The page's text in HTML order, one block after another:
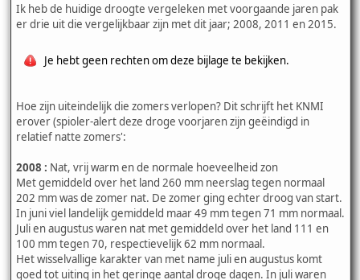
Ik heb de huidige droogte vergeleken met voorgaande jaren pak
er drie uit die vergelijkbaar zijn met dit jaar; 2008, 2011 en 2015.
Je hebt geen rechten om deze bijlage te bekijken.
Hoe zijn uiteindelijk die zomers verlopen? Dit schrijft het KNMI
erover (spioler-alert deze droge voorjaren zijn geëindigd in
relatief natte zomers':
2008 : Nat, vrij warm en de normale hoeveelheid zon
Met gemiddeld over het land 260 mm neerslag tegen normaal
202 mm was de zomer nat. De zomer ging echter droog van start.
In juni viel landelijk gemiddeld maar 49 mm tegen 71 mm normaal.
Juli en augustus waren nat met gemiddeld over het land 111 en
100 mm tegen 70, respectievelijk 62 mm normaal.
Het wisselvallige karakter van met name juli en augustus komt
goed tot uiting in het geringe aantal droge dagen. In juli waren